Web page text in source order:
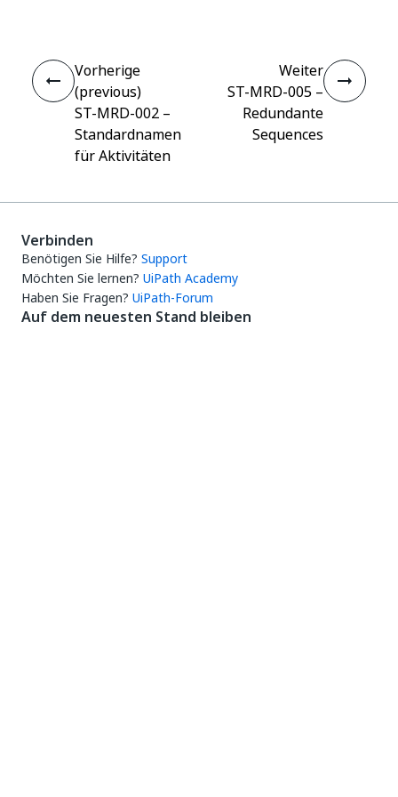
Vorherige
(previous)
ST-MRD-002 –
Standardnamen
für Aktivitäten
Weiter
ST-MRD-005 –
Redundante
Sequences
Verbinden
Benötigen Sie Hilfe? Support
Möchten Sie lernen? UiPath Academy
Haben Sie Fragen? UiPath-Forum
Auf dem neuesten Stand bleiben